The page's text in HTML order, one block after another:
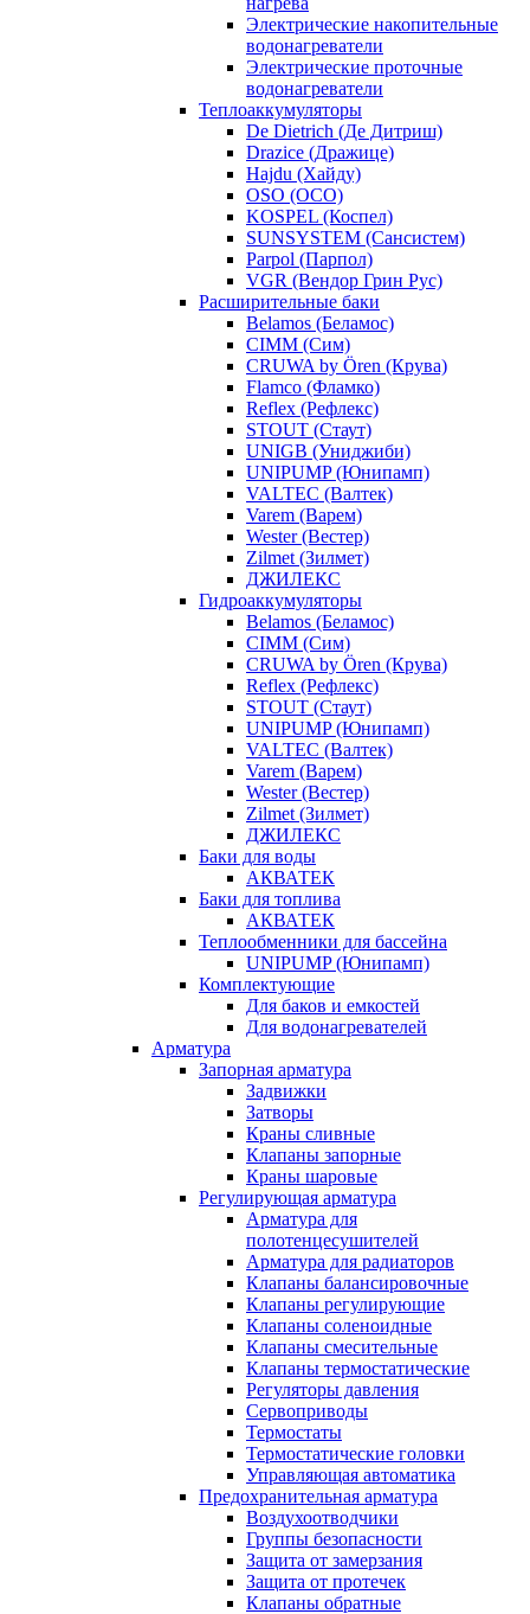
Электрические накопительные
водонагреватели
Электрические проточные
водонагреватели
Теплоаккумуляторы
De Dietrich (Де Дитриш)
Drazice (Дражице)
Hajdu (Хайду)
OSO (ОСО)
KOSPEL (Коспел)
SUNSYSTEM (Сансистем)
Parpol (Парпол)
VGR (Вендор Грин Рус)
Расширительные баки
Belamos (Беламос)
CIMM (Сим)
CRUWA by Ören (Крува)
Flamco (Фламко)
Reflex (Рефлекс)
STOUT (Стаут)
UNIGB (Униджиби)
UNIPUMP (Юнипамп)
VALTEC (Валтек)
Varem (Варем)
Wester (Вестер)
Zilmet (Зилмет)
ДЖИЛЕКС
Гидроаккумуляторы
Belamos (Беламос)
CIMM (Сим)
CRUWA by Ören (Крува)
Reflex (Рефлекс)
STOUT (Стаут)
UNIPUMP (Юнипамп)
VALTEC (Валтек)
Varem (Варем)
Wester (Вестер)
Zilmet (Зилмет)
ДЖИЛЕКС
Баки для воды
АКВАТЕК
Баки для топлива
АКВАТЕК
Теплообменники для бассейна
UNIPUMP (Юнипамп)
Комплектующие
Для баков и емкостей
Для водонагревателей
Арматура
Запорная арматура
Задвижки
Затворы
Краны сливные
Клапаны запорные
Краны шаровые
Регулирующая арматура
Арматура для
полотенцесушителей
Арматура для радиаторов
Клапаны балансировочные
Клапаны регулирующие
Клапаны соленоидные
Клапаны смесительные
Клапаны термостатические
Регуляторы давления
Сервоприводы
Термостаты
Термостатические головки
Управляющая автоматика
Предохранительная арматура
Воздухоотводчики
Группы безопасности
Защита от замерзания
Защита от протечек
Клапаны обратные